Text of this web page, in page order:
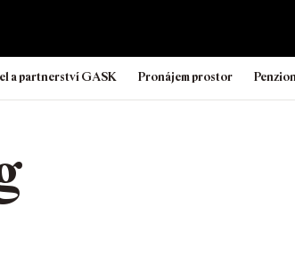
a partnerství GASK Pronájem prostor